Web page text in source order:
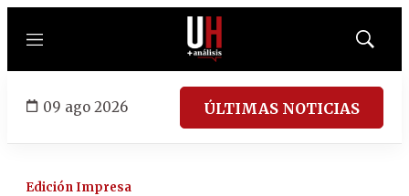
Menú
Mostrar
09 ago 2026 ÚLTIMAS NOTICIAS
Edición Impresa